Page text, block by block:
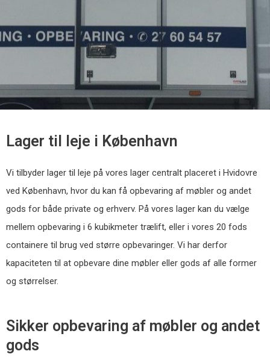
Lager til leje i København
Vi tilbyder lager til leje på vores lager centralt placeret i Hvidovre
ved København, hvor du kan få opbevaring af møbler og andet
gods for både private og erhverv. På vores lager kan du vælge
mellem opbevaring i 6 kubikmeter trælift, eller i vores 20 fods
containere til brug ved større opbevaringer. Vi har derfor
kapaciteten til at opbevare dine møbler eller gods af alle former
og størrelser.
Sikker opbevaring af møbler og andet
gods